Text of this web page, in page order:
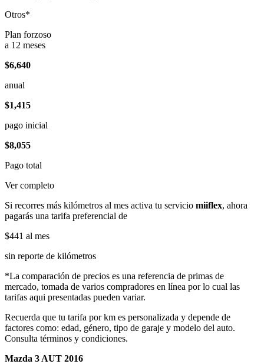
Otros*
Plan forzoso
a 12 meses
$6,640
anual
$1,415
pago inicial
$8,055
Pago total
Ver completo
Si recorres más kilómetros al mes activa tu servicio miiflex, ahora
pagarás una tarifa preferencial de
$441 al mes
sin reporte de kilómetros
*La comparación de precios es una referencia de primas de
mercado, tomada de varios compradores en línea por lo cual las
tarifas aqui presentadas pueden variar.
Recuerda que tu tarifa por km es personalizada y depende de
factores como: edad, género, tipo de garaje y modelo del auto.
Consulta términos y condiciones.
Mazda 3 AUT 2016